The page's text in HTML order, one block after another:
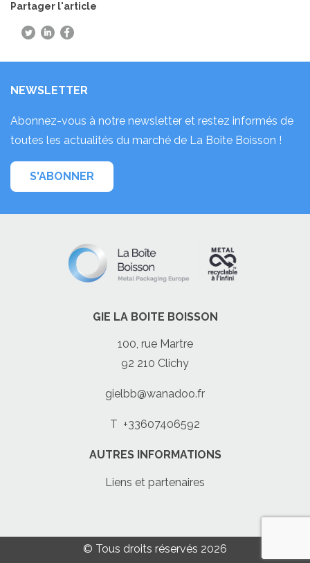
Partager l'article
NEWSLETTER
Abonnez-vous à notre newsletter et restez informés de
toutes les actualités du marché de La Boîte Boisson !
S'ABONNER
GIE LA BOITE BOISSON
100, rue Martre
92 210 Clichy
gielbb@wanadoo.fr
T +33607406592
AUTRES INFORMATIONS
Liens et partenaires
© Tous droits réservés 2026